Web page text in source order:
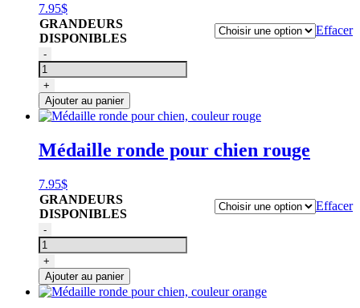
7.95$
GRANDEURS
DISPONIBLES
Effacer
quantité
de
Médaille
ronde
pour
chien,
marine
-
+
Ajouter au panier
Médaille ronde pour chien rouge
7.95$
GRANDEURS
DISPONIBLES
Effacer
quantité
de
Médaille
ronde
pour
chien,
-
+
Ajouter au panier